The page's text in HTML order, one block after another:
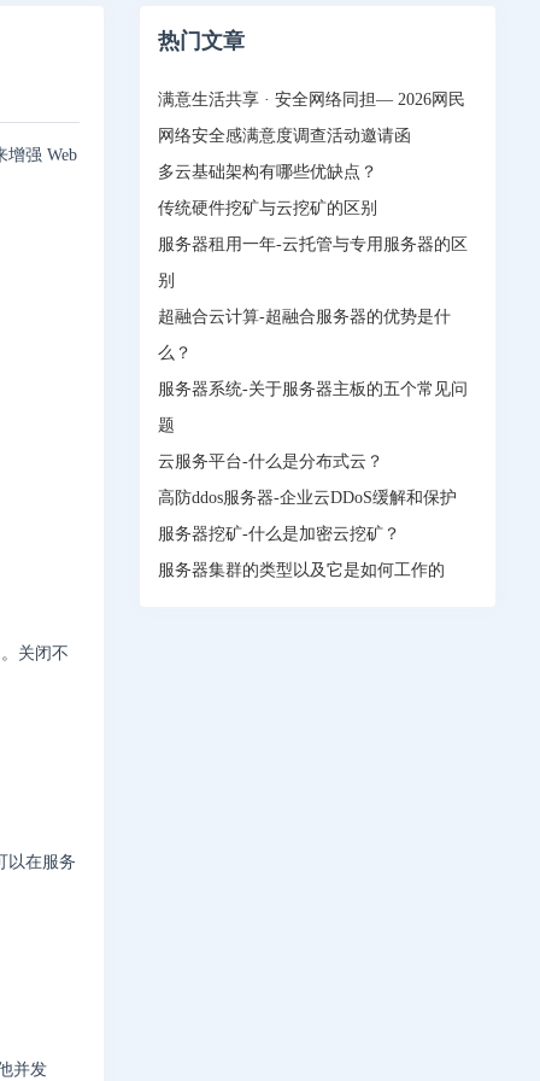
增强 Web
关闭不
以在服务
并发
热门文章
满意生活共享 · 安全网络同担— 2026网民
网络安全感满意度调查活动邀请函
多云基础架构有哪些优缺点？
传统硬件挖矿与云挖矿的区别
服务器租用一年-云托管与专用服务器的区
别
超融合云计算-超融合服务器的优势是什
么？
服务器系统-关于服务器主板的五个常见问
题
云服务平台-什么是分布式云？
高防ddos服务器-企业云DDoS缓解和保护
服务器挖矿-什么是加密云挖矿？
服务器集群的类型以及它是如何工作的